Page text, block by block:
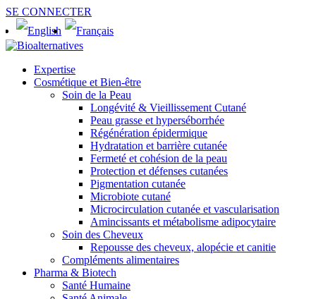
SE CONNECTER
Expertise
Cosmétique et Bien-être
Soin de la Peau
Longévité & Vieillissement Cutané
Peau grasse et hyperséborrhée
Régénération épidermique
Hydratation et barrière cutanée
Fermeté et cohésion de la peau
Protection et défenses cutanées
Pigmentation cutanée
Microbiote cutané
Microcirculation cutanée et vascularisation
Amincissants et métabolisme adipocytaire
Soin des Cheveux
Repousse des cheveux, alopécie et canitie
Compléments alimentaires
Pharma & Biotech
Santé Humaine